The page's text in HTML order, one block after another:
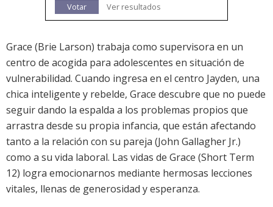
Votar
Ver resultados
Grace (Brie Larson) trabaja como supervisora en un
centro de acogida para adolescentes en situación de
vulnerabilidad. Cuando ingresa en el centro Jayden, una
chica inteligente y rebelde, Grace descubre que no puede
seguir dando la espalda a los problemas propios que
arrastra desde su propia infancia, que están afectando
tanto a la relación con su pareja (John Gallagher Jr.)
como a su vida laboral. Las vidas de Grace (Short Term
12) logra emocionarnos mediante hermosas lecciones
vitales, llenas de generosidad y esperanza.